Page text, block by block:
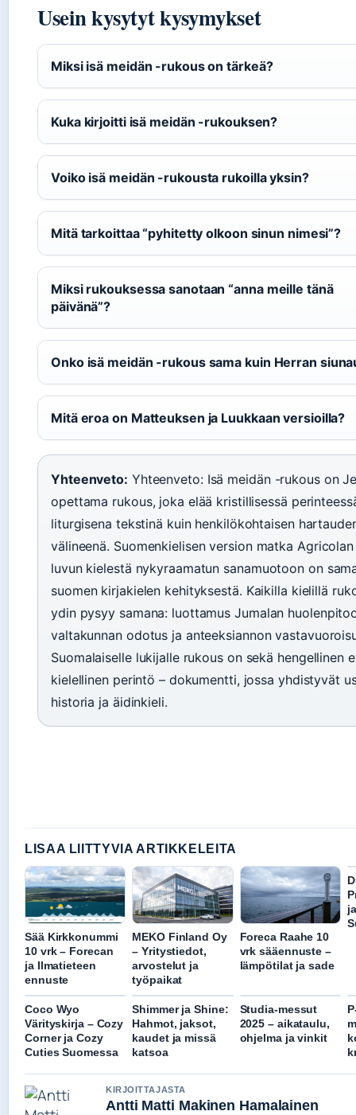
Usein kysytyt kysymykset
Miksi isä meidän -rukous on tärkeä?
Kuka kirjoitti isä meidän -rukouksen?
Voiko isä meidän -rukousta rukoilla yksin?
Mitä tarkoittaa “pyhitetty olkoon sinun nimesi”?
Miksi rukouksessa sanotaan “anna meille tänä
päivänä”?
Onko isä meidän -rukous sama kuin Herran
Mitä eroa on Matteuksen ja Luukkaan versioilla?
Yhteenveto: Yhteenveto: Isä meidän -rukous on
opettama rukous, joka elää kristillisessä
liturgisena tekstinä kuin henkilökohtaisen
välineenä. Suomenkielisen version matka
luvun kielestä nykyraamatun sanamuotoon on
suomen kirjakielen kehityksestä. Kaikilla kielillä
ydin pysyy samana: luottamus Jumalan
valtakunnan odotus ja anteeksiannon
Suomalaiselle lukijalle rukous on sekä hengellinen
kielellinen perintö – dokumentti, jossa yhdistyvät
historia ja äidinkieli.
LISAA LIITTYVIA ARTIKKELEITA
Sää Kirkkonummi
10 vrk – Forecan
ja Ilmatieteen
ennuste
MEKO Finland Oy
– Yritystiedot,
arvostelut ja
työpaikat
Foreca Raahe 10
vrk sääennuste –
lämpötilat ja sade
Coco Wyo
Värityskirja – Cozy
Corner ja Cozy
Cuties Suomessa
Shimmer ja Shine:
Hahmot, jaksot,
kaudet ja missä
katsoa
Studia-messut
2025 – aikataulu,
ohjelma ja vinkit
KIRJOITTAJASTA
Antti Matti Makinen Hamalainen